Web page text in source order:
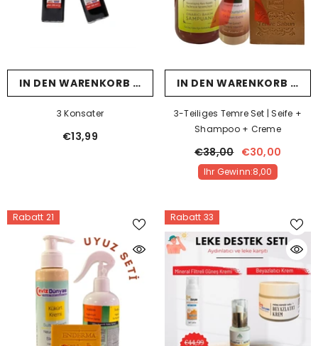
IN DEN WARENKORB LEGEN
3 Konsater
€13,99
IN DEN WARENKORB
3-Teiliges Temre Set | Seife +
Shampoo + Creme
€38,00 €30,00
Ihr Gewinn:8,00
Rabatt 21 Rabatt 33